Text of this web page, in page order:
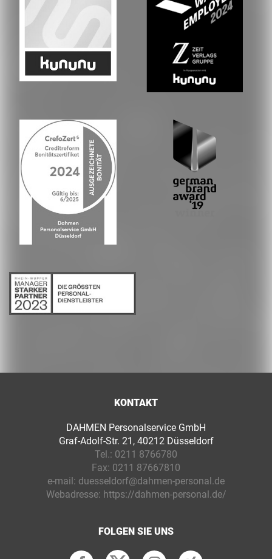
KONTAKT
DAHMEN Personalservice GmbH
Graf-Adolf-Str. 21, 40212 Düsseldorf
Tel.: 0211 8766780
Fax: 0211 87667810
e-mail: duesseldorf@dahmen-personal.de
Webadresse: https://dahmen-personal.de/
FOLGEN SIE UNS